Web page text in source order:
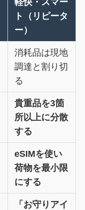
ト（リピータ
ー）
消耗品は現地
調達と割り切
る
貴重品を3箇
所以上に分散
する
eSIMを使い
荷物を最小限
にする
「お守りアイ